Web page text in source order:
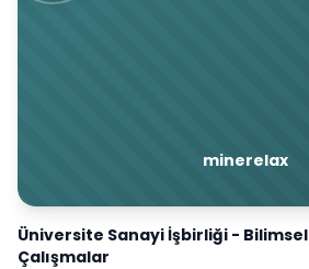
minerelax
Üniversite Sanayi İşbirliği - Bilimsel
Çalışmalar